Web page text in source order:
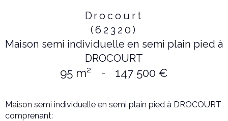
Drocourt
(62320)
Maison semi individuelle en semi plain pied à
DROCOURT
95 m² - 147 500 €
Maison semi individuelle en semi plain pied à DROCOURT
comprenant: